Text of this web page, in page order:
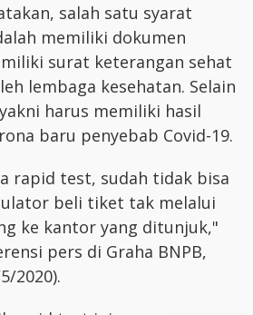
salah satu syarat
memiliki dokumen
surat keterangan sehat
lembaga kesehatan. Selain
harus memiliki hasil
baru penyebab Covid-19.
rapid test, sudah tidak bisa
beli tiket tak melalui
ke kantor yang ditunjuk,"
pers di Graha BNPB,
2020).